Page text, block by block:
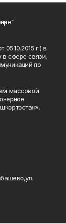
г.) в
в сфере связи,
по
массовой